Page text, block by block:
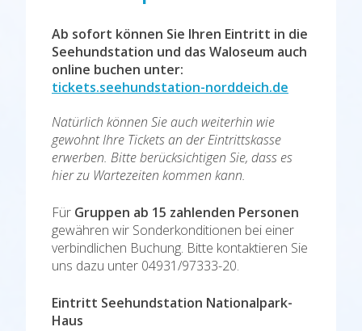
Ab sofort können Sie Ihren Eintritt in die
Seehundstation und das Waloseum auch
online buchen unter:
tickets.seehundstation-norddeich.de
Natürlich können Sie auch weiterhin wie
gewohnt Ihre Tickets an der Eintrittskasse
erwerben. Bitte berücksichtigen Sie, dass es
hier zu Wartezeiten kommen kann.
Für Gruppen ab 15 zahlenden Personen
gewähren wir Sonderkonditionen bei einer
verbindlichen Buchung. Bitte kontaktieren Sie
uns dazu unter 04931/97333-20.
Eintritt Seehundstation Nationalpark-
Haus